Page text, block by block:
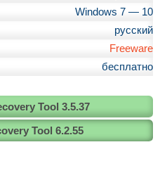
Windows 7 — 10
русский
Freeware
бесплатно
Tool 3.5.37
Tool 6.2.55